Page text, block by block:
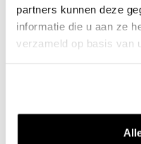
partners kunnen deze
informatie die u aan ze
verzameld op basis van
volumebepalingen.
Meten is weten